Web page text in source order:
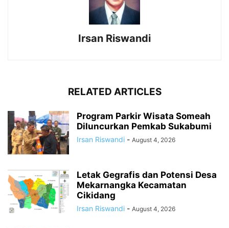
Irsan Riswandi
RELATED ARTICLES
Program Parkir Wisata Someah
Diluncurkan Pemkab Sukabumi
Irsan Riswandi - August 4, 2026
Letak Gegrafis dan Potensi Desa
Mekarnangka Kecamatan
Cikidang
Irsan Riswandi - August 4, 2026